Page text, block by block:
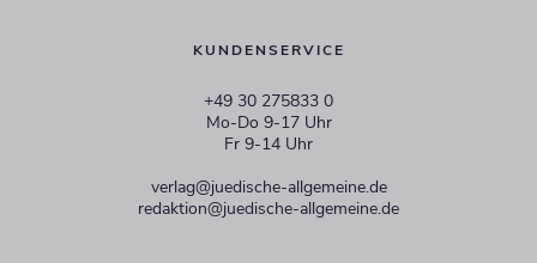
KUNDENSERVICE
+49 30 275833 0
Mo-Do 9-17 Uhr
Fr 9-14 Uhr
verlag@juedische-allgemeine.de
redaktion@juedische-allgemeine.de